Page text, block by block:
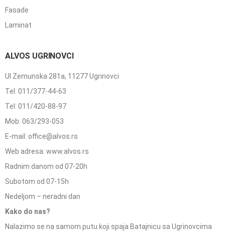
Fasade
Laminat
ALVOS UGRINOVCI
Ul Zemunska 281a, 11277 Ugrinovci
Tel: 011/377-44-63
Tel: 011/420-88-97
Mob: 063/293-053
E-mail: office@alvos.rs
Web adresa: www.alvos.rs
Radnim danom od 07-20h
Subotom od 07-15h
Nedeljom – neradni dan
Kako do nas?
Nalazimo se na samom putu koji spaja Batajnicu sa Ugrinovcima